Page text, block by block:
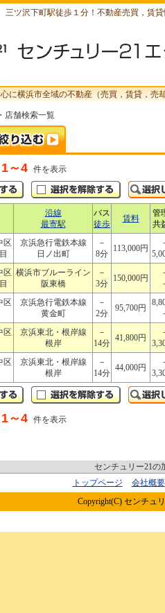
ツ沢下町駅徒歩１分！不動産売買，賃
に横浜市全域の不動産（売買，賃貸，
店舗検索一覧
1～4 件を表示
沿線
最寄駅
バス
徒歩
賃料
管
共
区
京浜急行電鉄本線
日ノ出町
－
8分
113,000円
区 横浜市ブルーライン
阪東橋
－
3分
150,000円
区
京浜急行電鉄本線
黄金町
－
2分
95,700円
区
京浜東北・根岸線
根岸
－
14分
41,800円
区
京浜東北・根岸線
根岸
－
14分
44,000円
1～4 件を表示
センチュリー21の
トップページ
会社概要
Copyright(C) センチュ